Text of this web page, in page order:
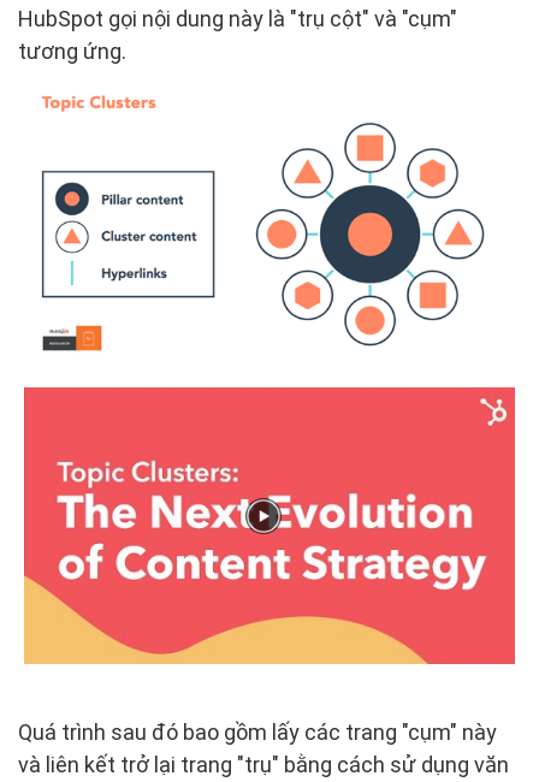
HubSpot gọi nội dung này là "trụ cột" và "cụm"
tương ứng.
Quá trình sau đó bao gồm lấy các trang "cụm" này
và liên kết trở lại trang "trụ" bằng cách sử dụng văn